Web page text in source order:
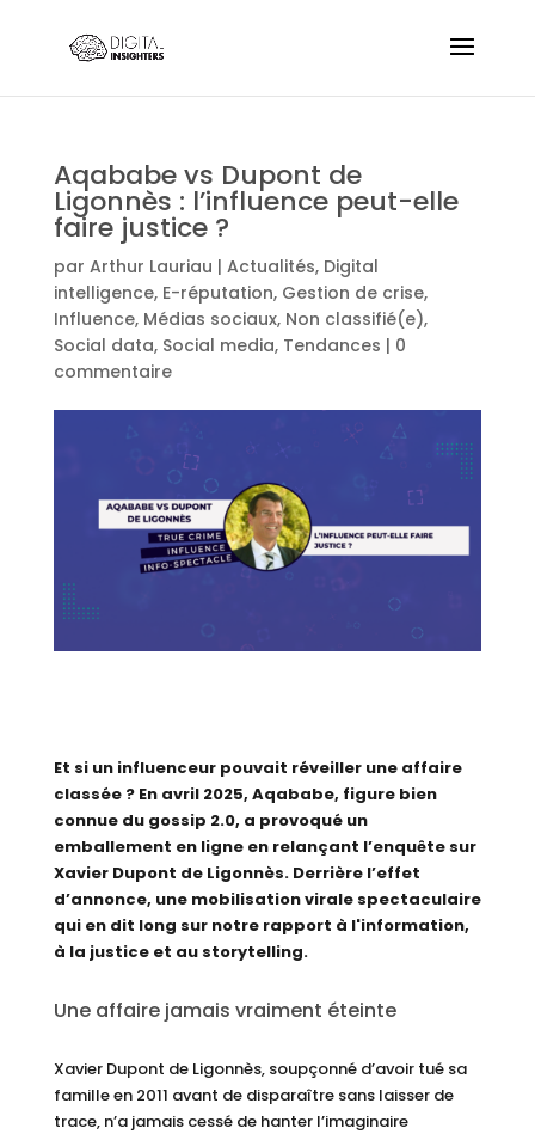
Aqababe vs Dupont de
Ligonnès : l’influence peut-elle
faire justice ?
par Arthur Lauriau | Actualités, Digital
intelligence, E-réputation, Gestion de crise,
Influence, Médias sociaux, Non classifié(e),
Social data, Social media, Tendances | 0
commentaire
Et si un influenceur pouvait réveiller une affaire
classée ? En avril 2025, Aqababe, figure bien
connue du gossip 2.0, a provoqué un
emballement en ligne en relançant l’enquête sur
Xavier Dupont de Ligonnès. Derrière l’effet
d’annonce, une mobilisation virale spectaculaire
qui en dit long sur notre rapport à l'information,
à la justice et au storytelling.
Une affaire jamais vraiment éteinte
Xavier Dupont de Ligonnès, soupçonné d’avoir tué sa
famille en 2011 avant de disparaître sans laisser de
trace, n’a jamais cessé de hanter l’imaginaire